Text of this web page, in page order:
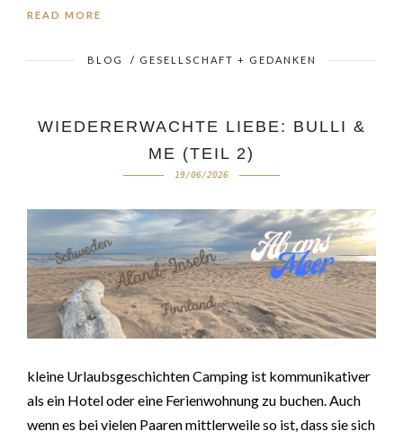
READ MORE
BLOG / GESELLSCHAFT + GEDANKEN
WIEDERERWACHTE LIEBE: BULLI &
ME (TEIL 2)
19/06/2026
kleine Urlaubsgeschichten Camping ist kommunikativer
als ein Hotel oder eine Ferienwohnung zu buchen. Auch
wenn es bei vielen Paaren mittlerweile so ist, dass sie sich